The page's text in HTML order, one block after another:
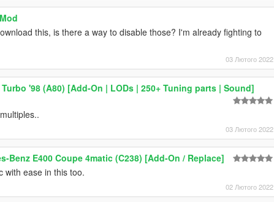
this, is there a way to disable those? I'm already fighting to
03 Лютого 2022
'98 (A80) [Add-On | LODs | 250+ Tuning parts | Sound]
03 Лютого 2022
Benz E400 Coupe 4matic (C238) [Add-On / Replace]
with ease in this too.
02 Лютого 2022